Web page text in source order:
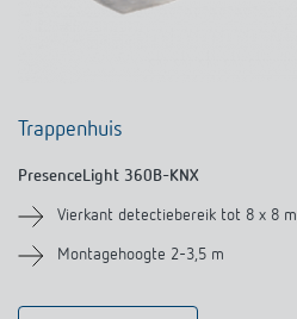
Trappenhuis
PresenceLight 360B-KNX
Vierkant detectiebereik tot 8 x 8 m
Montagehoogte 2-3,5 m